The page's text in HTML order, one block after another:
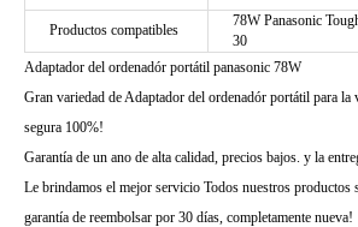
Productos compatibles
78W Panasonic
30
Adaptador del ordenadór portátil panasonic 78W
Gran variedad de Adaptador del ordenadór portátil para la
segura 100%!
Garantía de un ano de alta calidad, precios bajos. y la
Le brindamos el mejor servicio Todos nuestros productos
garantía de reembolsar por 30 días, completamente nueva!